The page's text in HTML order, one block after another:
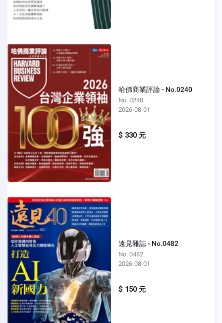
哈佛商業評論 - No.0240
No. 0240
2026-08-01
$ 330 元
遠見雜誌 - No.0482
No. 0482
2026-08-01
$ 150 元